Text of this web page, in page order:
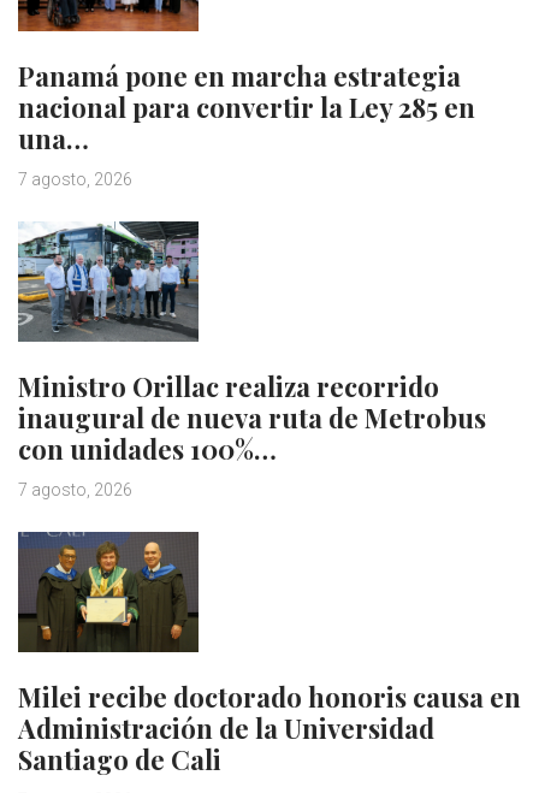
Panamá pone en marcha estrategia
nacional para convertir la Ley 285 en
una…
7 agosto, 2026
Ministro Orillac realiza recorrido
inaugural de nueva ruta de Metrobus
con unidades 100%…
7 agosto, 2026
Milei recibe doctorado honoris causa en
Administración de la Universidad
Santiago de Cali